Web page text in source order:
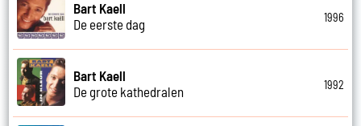
Bart Kaell
De eerste dag
1996
Bart Kaell
De grote kathedralen
1992